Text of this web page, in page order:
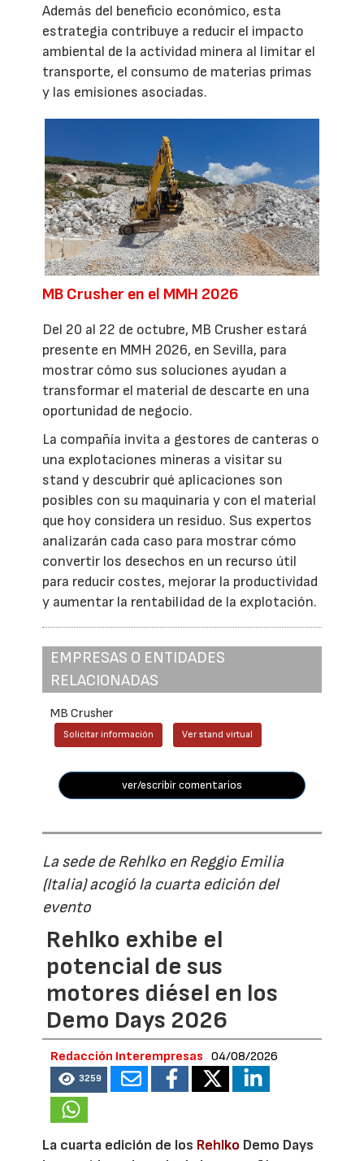
Además del beneficio económico, esta
estrategia contribuye a reducir el impacto
ambiental de la actividad minera al limitar el
transporte, el consumo de materias primas
y las emisiones asociadas.
MB Crusher en el MMH 2026
Del 20 al 22 de octubre, MB Crusher estará
presente en MMH 2026, en Sevilla, para
mostrar cómo sus soluciones ayudan a
transformar el material de descarte en una
oportunidad de negocio.
La compañía invita a gestores de canteras o
una explotaciones mineras a visitar su
stand y descubrir qué aplicaciones son
posibles con su maquinaria y con el material
que hoy considera un residuo. Sus expertos
analizarán cada caso para mostrar cómo
convertir los desechos en un recurso útil
para reducir costes, mejorar la productividad
y aumentar la rentabilidad de la explotación.
EMPRESAS O ENTIDADES
RELACIONADAS
MB Crusher
Solicitar información Ver stand virtual
ver/escribir comentarios
La sede de Rehlko en Reggio Emilia
(Italia) acogió la cuarta edición del
evento
Rehlko exhibe el
potencial de sus
motores diésel en los
Demo Days 2026
Redacción Interempresas 04/08/2026
3259
La cuarta edición de los Rehlko Demo Days